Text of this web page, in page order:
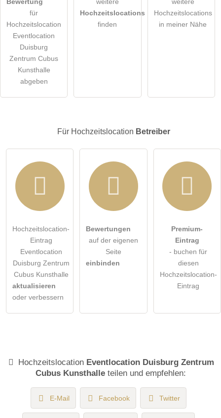
Die Datenschutzerklärung habe ich zur Kenntnis genommen.
öffentliche Frage stellen
Hinweis:Bitte beachten Sie, öffentliche Fragen sind
Besucher sichtbar
Hochzeitslocation-Eintrag zu stellen.
für
Hochzeitslocation
Eventlocation
Duisburg
Zentrum Cubus
Kunsthalle
abgeben
Hochzeitslocations
finden
Hochzeitslocations
in meiner Nähe
Für Hochzeitslocation Betreiber
Hochzeitslocation-
Eintrag
Eventlocation
Duisburg Zentrum
Cubus Kunsthalle
aktualisieren
oder verbessern
Bewertungen
auf der eigenen
Seite
einbinden
Premium-
Eintrag
- buchen für
diesen
Hochzeitslocation-
Eintrag
Hochzeitslocation Eventlocation Duisburg Zentrum
Cubus Kunsthalle teilen und empfehlen:
E-Mail Facebook Twitter